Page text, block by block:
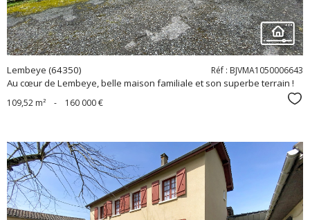
Lembeye (64350)
Au cœur de Lembeye, belle maison familiale et son superbe terrain !
Réf : BJVMA1050006643
109,52 m² - 160 000 €